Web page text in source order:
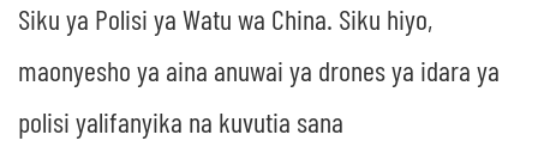
Siku ya Polisi ya Watu wa China. Siku hiyo,
maonyesho ya aina anuwai ya drones ya idara ya
polisi yalifanyika na kuvutia sana